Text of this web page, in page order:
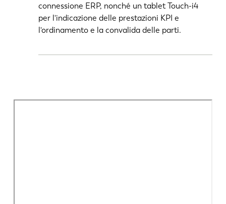
connessione ERP, nonché un tablet Touch-i4
per l'indicazione delle prestazioni KPI e
l'ordinamento e la convalida delle parti.